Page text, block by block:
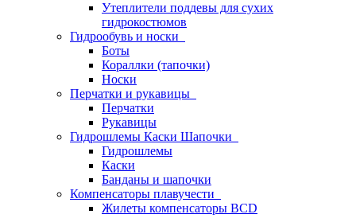
Утеплители поддевы для сухих
гидрокостюмов
Гидрообувь и носки
Боты
Кораллки (тапочки)
Носки
Перчатки и рукавицы
Перчатки
Рукавицы
Гидрошлемы Каски Шапочки
Гидрошлемы
Каски
Банданы и шапочки
Компенсаторы плавучести
Жилеты компенсаторы BCD